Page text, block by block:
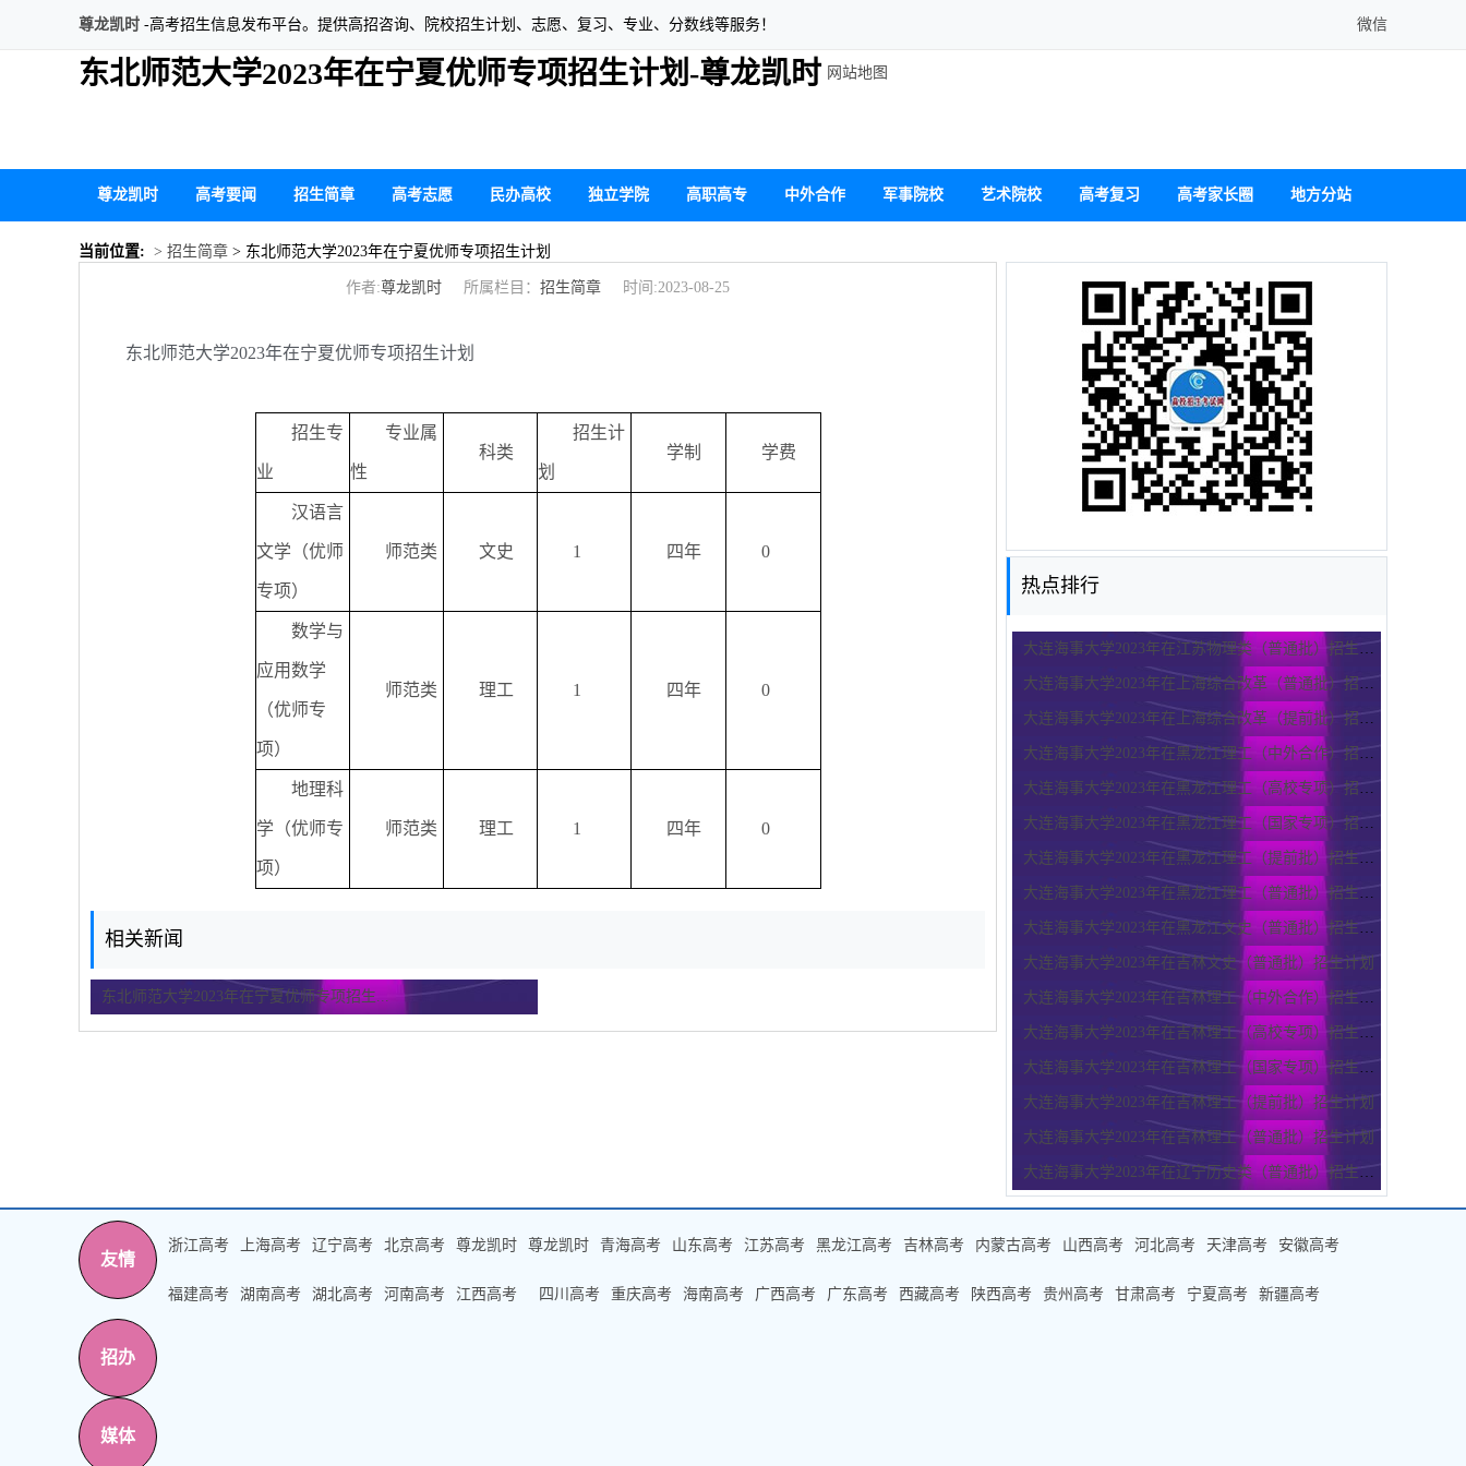
尊龙凯时 -高考招生信息发布平台。提供高招咨询、院校招生计划、志愿、复习、专业、分数线等服务！ 微信
东北师范大学2023年在宁夏优师专项招生计划-尊龙凯时
尊龙凯时 高考要闻 招生简章 高考志愿 民办高校 独立学院 高职高专 中外合作 军事院校 艺术院校 高考复习 高考家长圈 地方分站
当前位置: > 招生简章 > 东北师范大学2023年在宁夏优师专项招生计划
热点排行
大连海事大学2023年在江苏物理类（普通批）招生计划
大连海事大学2023年在上海综合改革（普通批）招生计划
大连海事大学2023年在上海综合改革（提前批）招生计划
大连海事大学2023年在黑龙江理工（中外合作）招生计划
大连海事大学2023年在黑龙江理工（高校专项）招生计划
大连海事大学2023年在黑龙江理工（国家专项）招生计划
大连海事大学2023年在黑龙江理工（提前批）招生计划
大连海事大学2023年在黑龙江理工（普通批）招生计划
大连海事大学2023年在黑龙江文史（普通批）招生计划
大连海事大学2023年在吉林文史（普通批）招生计划
大连海事大学2023年在吉林理工（中外合作）招生计划
大连海事大学2023年在吉林理工（高校专项）招生计划
大连海事大学2023年在吉林理工（国家专项）招生计划
大连海事大学2023年在吉林理工（提前批）招生计划
大连海事大学2023年在吉林理工（普通批）招生计划
大连海事大学2023年在辽宁历史类（普通批）招生计划
作者:尊龙凯时 所属栏目： 招生简章 时间:2023-08-25
东北师范大学2023年在宁夏优师专项招生计划
招生专
业
专业属
性
科类
招生计
划
学制 学费
汉语言
文学（优师
专项）
师范类 文史 1 四年 0
数学与
应用数学
（优师专
项）
师范类 理工 1 四年 0
地理科
学（优师专
项）
师范类 理工 1 四年 0
相关新闻
东北师范大学2023年在宁夏优师专项招生...
友情
浙江高考 上海高考 辽宁高考 北京高考 尊龙凯时 尊龙凯时 青海高考 山东高考 江苏高考 黑龙江高考 吉林高考 内蒙古高考 山西高考 河北高考 天津高考 安徽高考
福建高考 湖南高考 湖北高考 河南高考 江西高考 四川高考 重庆高考 海南高考 广西高考 广东高考 西藏高考 陕西高考 贵州高考 甘肃高考 宁夏高考 新疆高考
招办
媒体
网站地图